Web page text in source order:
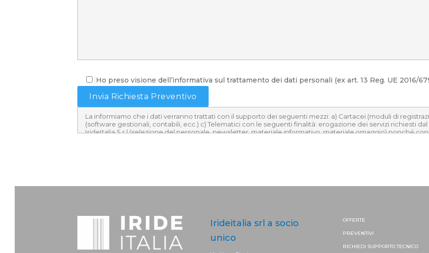
Ho preso visione dell’informativa sul trattamento dei dati personali (ex art. 13 Reg. UE 2016/
Irideitalia srl a socio
unico
OFFERTE
PREVENTIVI
RICHIEDI SUPPORTOTECNICO